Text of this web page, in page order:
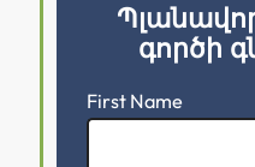
գործի
First Name